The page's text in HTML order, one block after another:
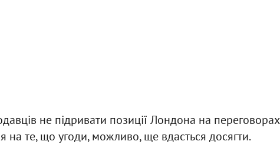
не підривати позиції Лондона на переговорах
на те, що угоди, можливо, ще вдасться досягти.